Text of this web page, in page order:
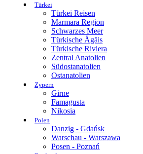
Türkei
Türkei Reisen
Marmara Region
Schwarzes Meer
Türkische Ägäis
Türkische Riviera
Zentral Anatolien
Südostanatolien
Ostanatolien
Zypern
Girne
Famagusta
Nikosia
Polen
Danzig - Gdańsk
Warschau - Warszawa
Posen - Poznań